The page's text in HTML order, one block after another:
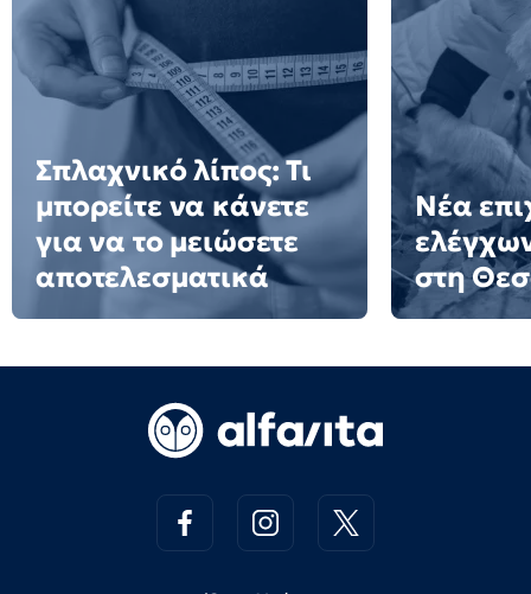
Σπλαχνικό λίπος: Τι
μπορείτε να κάνετε
για να το μειώσετε
αποτελεσματικά
Νέα
στη